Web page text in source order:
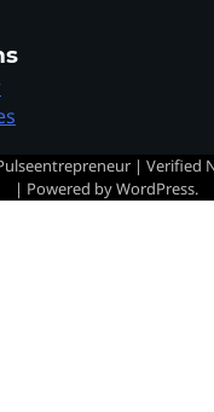
| Verified
| Powered byWordPress.